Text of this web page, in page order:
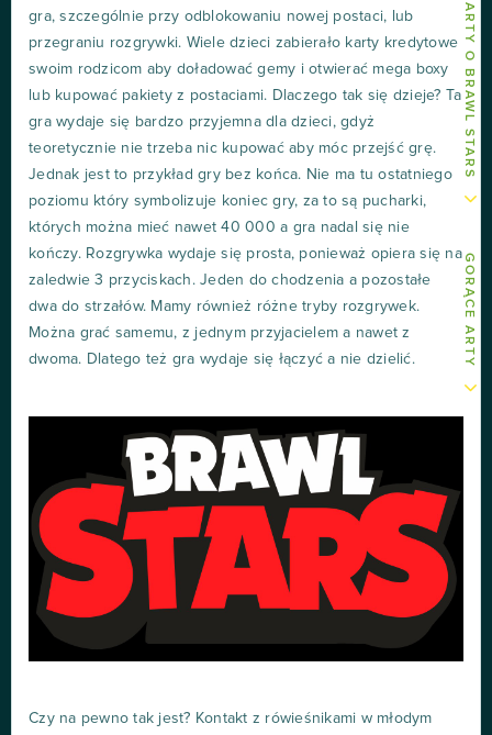
INNE ARTY O BRAWL STARS
GORĄCE ARTY
gra, szczególnie przy odblokowaniu nowej postaci, lub
przegraniu rozgrywki. Wiele dzieci zabierało karty kredytowe
swoim rodzicom aby doładować gemy i otwierać mega boxy
lub kupować pakiety z postaciami. Dlaczego tak się dzieje? Ta
gra wydaje się bardzo przyjemna dla dzieci, gdyż
teoretycznie nie trzeba nic kupować aby móc przejść grę.
Jednak jest to przykład gry bez końca. Nie ma tu ostatniego
poziomu który symbolizuje koniec gry, za to są pucharki,
których można mieć nawet 40 000 a gra nadal się nie
kończy. Rozgrywka wydaje się prosta, ponieważ opiera się na
zaledwie 3 przyciskach. Jeden do chodzenia a pozostałe
dwa do strzałów. Mamy również różne tryby rozgrywek.
Można grać samemu, z jednym przyjacielem a nawet z
dwoma. Dlatego też gra wydaje się łączyć a nie dzielić.
Czy na pewno tak jest? Kontakt z rówieśnikami w młodym